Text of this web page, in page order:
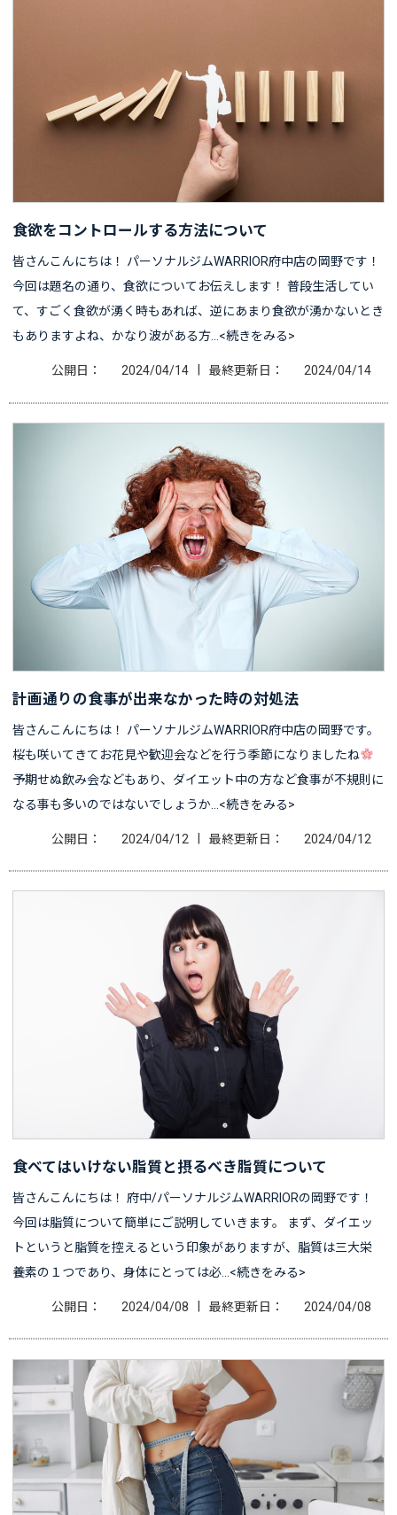
食欲をコントロールする方法について
皆さんこんにちは！ パーソナルジムWARRIOR府中店の岡野です！
今回は題名の通り、食欲についてお伝えします！ 普段生活してい
て、すごく食欲が湧く時もあれば、逆にあまり食欲が湧かないとき
もありますよね、かなり波がある方…<続きをみる>
公開日： 2024/04/14 最終更新日： 2024/04/14
計画通りの食事が出来なかった時の対処法
皆さんこんにちは！ パーソナルジムWARRIOR府中店の岡野です。
桜も咲いてきてお花見や歓迎会などを行う季節になりましたね
予期せぬ飲み会などもあり、ダイエット中の方など食事が不規則に
なる事も多いのではないでしょうか…<続きをみる>
公開日： 2024/04/12 最終更新日： 2024/04/12
食べてはいけない脂質と摂るべき脂質について
皆さんこんにちは！ 府中/パーソナルジムWARRIORの岡野です！
今回は脂質について簡単にご説明していきます。 まず、ダイエッ
トというと脂質を控えるという印象がありますが、脂質は三大栄
養素の１つであり、身体にとっては必…<続きをみる>
公開日： 2024/04/08 最終更新日： 2024/04/08